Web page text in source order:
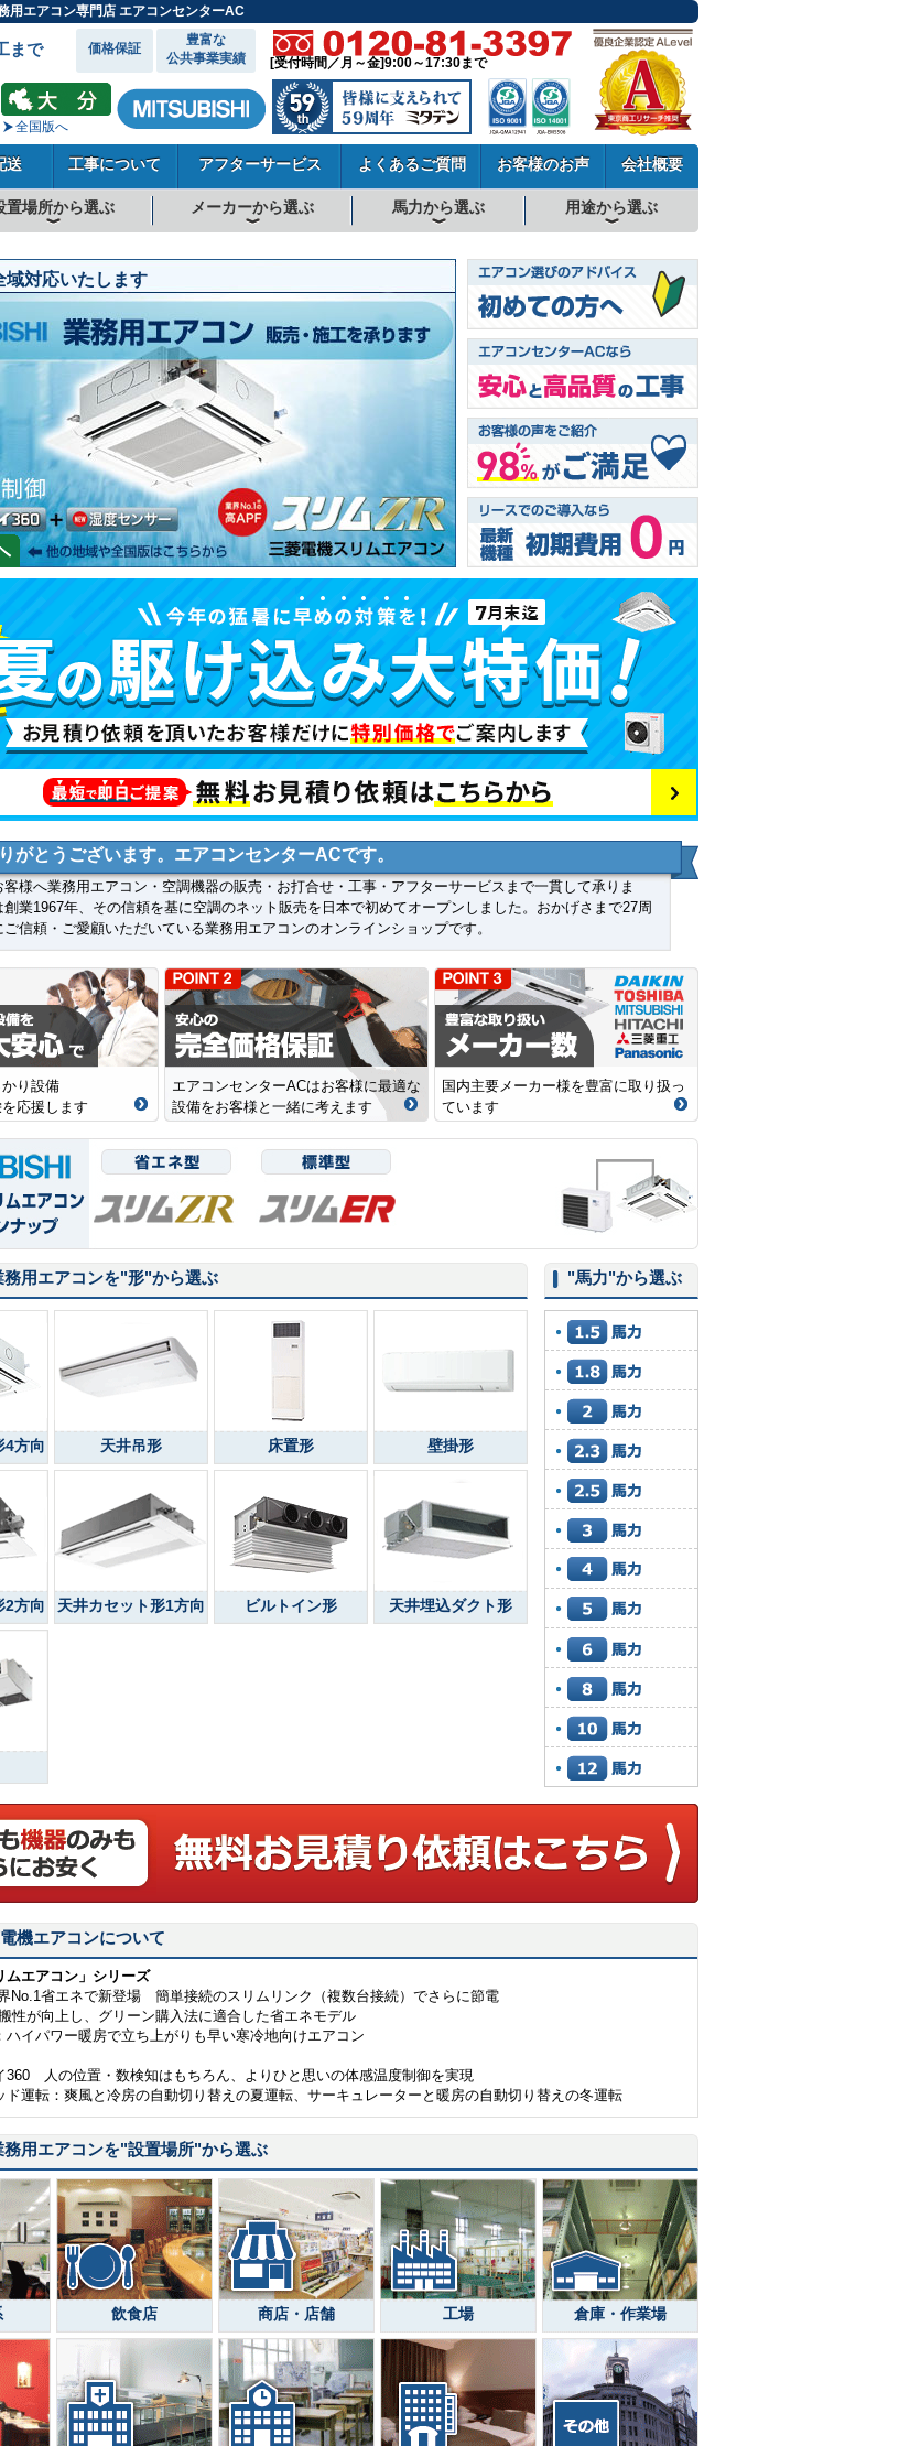
用エアコン専門店 エアコンセンターAC
まで 価格保証
豊富な
公共事業実績
全国版へ
[受付時間／月～金]9:00～17:30まで
送 工事について アフターサービス よくあるご質問 お客様のお声 会社概要
置場所から選ぶ メーカーから選ぶ 馬力から選ぶ 用途から選ぶ
域対応いたします
がとうございます。エアコンセンターACです。
客様へ業務用エアコン・空調機器の販売・お打合せ・工事・アフターサービスまで一貫して承りま
創業1967年、その信頼を基に空調のネット販売を日本で初めてオープンしました。おかげさまで27周
信頼・ご愛顧いただいている業務用エアコンのオンラインショップです。
り設備
応援します
エアコンセンターACはお客様に最適な
設備をお客様と一緒に考えます
国内主要メーカー様を豊富に取り扱っ
ています
務用エアコンを"形"から選ぶ
4方向 天井吊形 床置形 壁掛形
2方向 天井カセット形1方向 ビルトイン形 天井埋込ダクト形
"馬力"から選ぶ
機エアコンについて
ムエアコン」シリーズ
No.1省エネで新登場 簡単接続のスリムリンク（複数台接続）でさらに節電
性が向上し、グリーン購入法に適合した省エネモデル
ハイパワー暖房で立ち上がりも早い寒冷地向けエアコン
360 人の位置・数検知はもちろん、よりひと思いの体感温度制御を実現
ド運転：爽風と冷房の自動切り替えの夏運転、サーキュレーターと暖房の自動切り替えの冬運転
務用エアコンを"設置場所"から選ぶ
飲食店 商店・店舗 工場 倉庫・作業場